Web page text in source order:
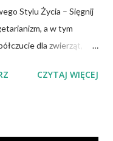
Stylu Życia – Sięgnij
a w tym
dla zwierząt,
ryzyko nowotworów,
CZYTAJ WIĘCEJ